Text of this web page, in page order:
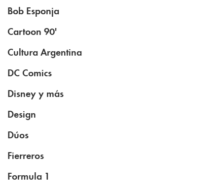
Bob Esponja
Cartoon 90'
Cultura Argentina
DC Comics
Disney y más
Design
Dúos
Fierreros
Formula 1